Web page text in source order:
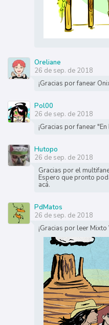
Oreliane
26 de sep. de 2018
¡Gracias por fanear
Pol00
26 de sep. de 2018
¡Gracias por fanear
Hutopo
26 de sep. de 2018
Gracias por el
Espero que pronto
acá.
PdMatos
26 de sep. de 2018
¡Gracias por leer Mixto